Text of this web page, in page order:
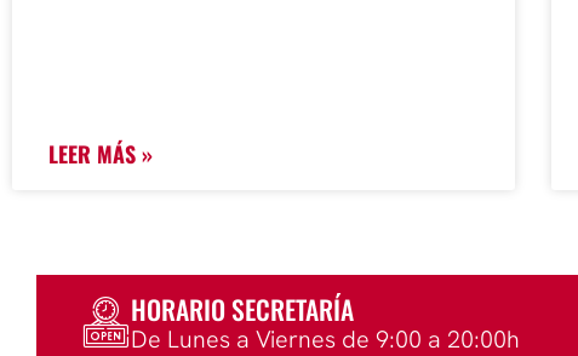
LEER MÁS »
HORARIO SECRETARÍA
De Lunes a Viernes de 9:00 a 20:00h